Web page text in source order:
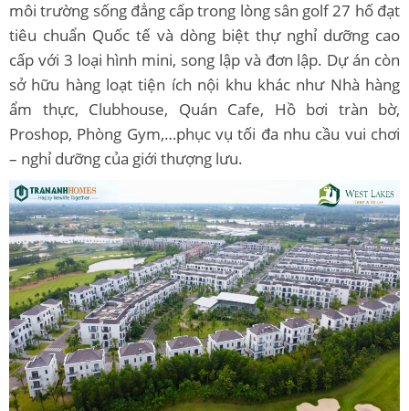
môi trường sống đẳng cấp trong lòng sân golf 27 hố đạt
tiêu chuẩn Quốc tế và dòng biệt thự nghỉ dưỡng cao
cấp với 3 loại hình mini, song lập và đơn lập. Dự án còn
sở hữu hàng loạt tiện ích nội khu khác như Nhà hàng
ẩm thực, Clubhouse, Quán Cafe, Hồ bơi tràn bờ,
Proshop, Phòng Gym,…phục vụ tối đa nhu cầu vui chơi
– nghỉ dưỡng của giới thượng lưu.